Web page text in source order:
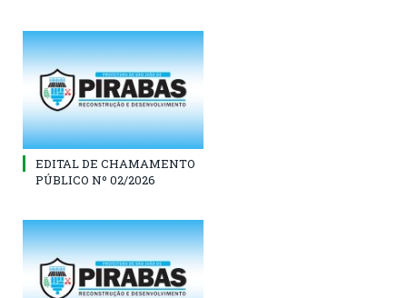
EDITAL DE CHAMAMENTO
PÚBLICO Nº 02/2026